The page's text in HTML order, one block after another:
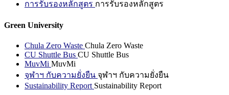
การรับรองหลักสูตร การรับรองหลักสูตร
Green University
Chula Zero Waste Chula Zero Waste
CU Shuttle Bus CU Shuttle Bus
MuvMi MuvMi
จุฬาฯ กับความยั่งยืน จุฬาฯ กับความยั่งยืน
Sustainability Report Sustainability Report